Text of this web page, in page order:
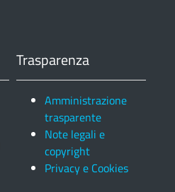
Trasparenza
Amministrazione
trasparente
Note legali e
copyright
Privacy e Cookies